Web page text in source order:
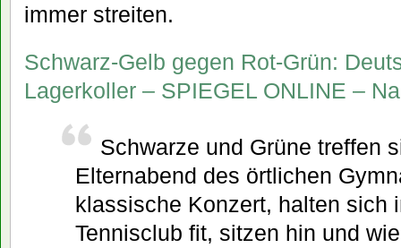
immer streiten.
Schwarz-Gelb gegen Rot-Grün:
Lagerkoller – SPIEGEL ONLINE –
Schwarze und Grüne treffen
Elternabend des örtlichen
klassische Konzert, halten sich
Tennisclub fit, sitzen hin und